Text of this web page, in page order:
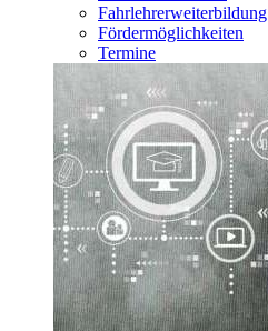
Fahrlehrerweiterbildung
Fördermöglichkeiten
Termine